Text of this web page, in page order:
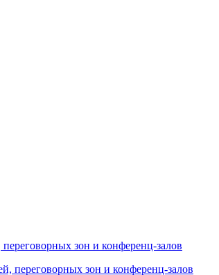
переговорных зон и конференц-залов